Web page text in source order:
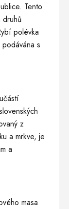
Tento
druhů
polévka
s
z
a mrkve, je
a
masa